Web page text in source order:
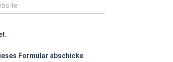
Formular abschicke